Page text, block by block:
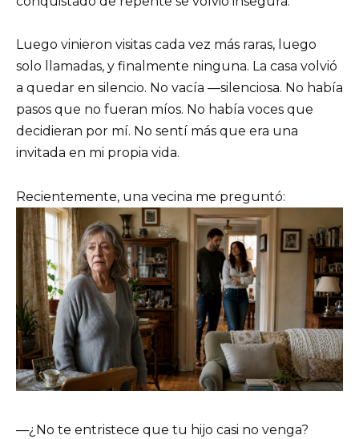
Luego vinieron visitas cada vez más raras, luego
solo llamadas, y finalmente ninguna. La casa volvió
a quedar en silencio. No vacía —silenciosa. No había
pasos que no fueran míos. No había voces que
decidieran por mí. No sentí más que era una
invitada en mi propia vida.
Recientemente, una vecina me preguntó:
—¿No te entristece que tu hijo casi no venga?